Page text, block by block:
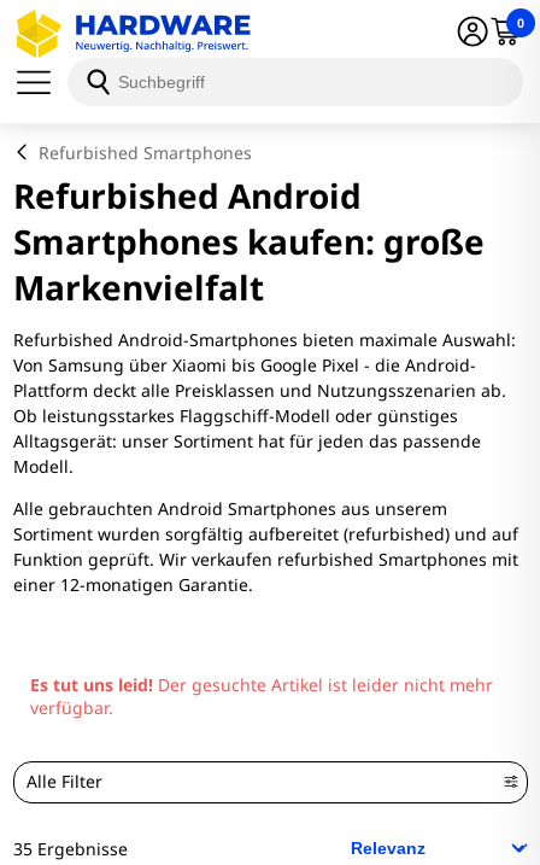
0
Refurbished Smartphones
Refurbished Android
Smartphones kaufen: große
Markenvielfalt
Refurbished Android-Smartphones bieten maximale Auswahl:
Von Samsung über Xiaomi bis Google Pixel - die Android-
Plattform deckt alle Preisklassen und Nutzungsszenarien ab.
Ob leistungsstarkes Flaggschiff-Modell oder günstiges
Alltagsgerät: unser Sortiment hat für jeden das passende
Modell.
Alle gebrauchten Android Smartphones aus unserem
Sortiment wurden sorgfältig aufbereitet (refurbished) und auf
Funktion geprüft. Wir verkaufen refurbished Smartphones mit
einer 12-monatigen Garantie.
Es tut uns leid!Der gesuchte Artikel ist leider nicht mehr
verfügbar.
Alle Filter
35 Ergebnisse